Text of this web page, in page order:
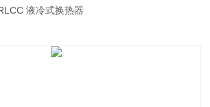
液冷式换热器